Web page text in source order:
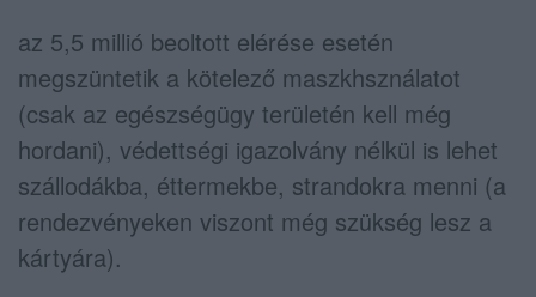
az 5,5 millió beoltott elérése esetén
megszüntetik a kötelező maszkhsználatot
(csak az egészségügy területén kell még
hordani), védettségi igazolvány nélkül is lehet
szállodákba, éttermekbe, strandokra menni (a
rendezvényeken viszont még szükség lesz a
kártyára).